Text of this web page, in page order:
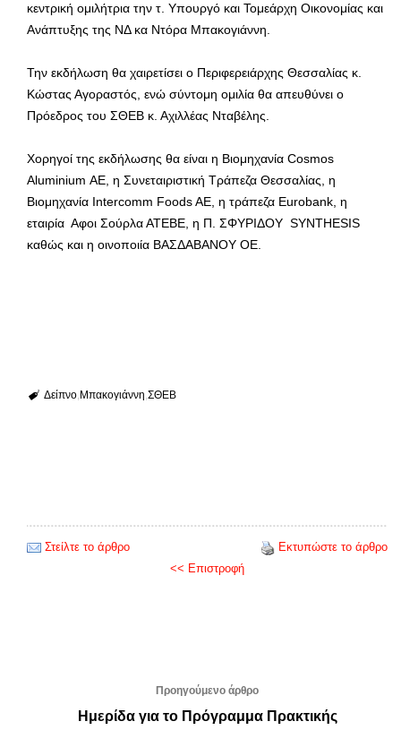
κεντρική ομιλήτρια την τ. Υπουργό και Τομεάρχη Οικονομίας και
Ανάπτυξης της ΝΔ κα Ντόρα Μπακογιάννη.
Την εκδήλωση θα χαιρετίσει ο Περιφερειάρχης Θεσσαλίας κ.
Κώστας Αγοραστός, ενώ σύντομη ομιλία θα απευθύνει ο
Πρόεδρος του ΣΘΕΒ κ. Αχιλλέας Νταβέλης.
Χορηγοί της εκδήλωσης θα είναι η Bιομηχανία Cosmos
Aluminium ΑE, η Συνεταιριστική Τράπεζα Θεσσαλίας, η
Βιομηχανία Intercomm Foods AE, η τράπεζα Eurobank, η
εταιρία Αφοι Σούρλα ΑΤΕΒΕ, η Π. ΣΦΥΡΙΔΟΥ SYNTHESIS
καθώς και η οινοποιία ΒΑΣΔΑΒΑΝΟΥ ΟΕ.
Δείπνο Μπακογιάννη ΣΘΕΒ
Στείλτε το άρθρο
Εκτυπώστε το άρθρο
<< Επιστροφή
Προηγούμενο άρθρο
Ημερίδα για το Πρόγραμμα Πρακτικής